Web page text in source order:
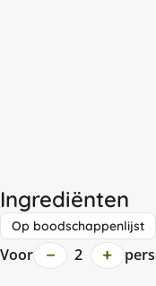
Ingrediënten
Op boodschappenlijst
Voor − 2 +